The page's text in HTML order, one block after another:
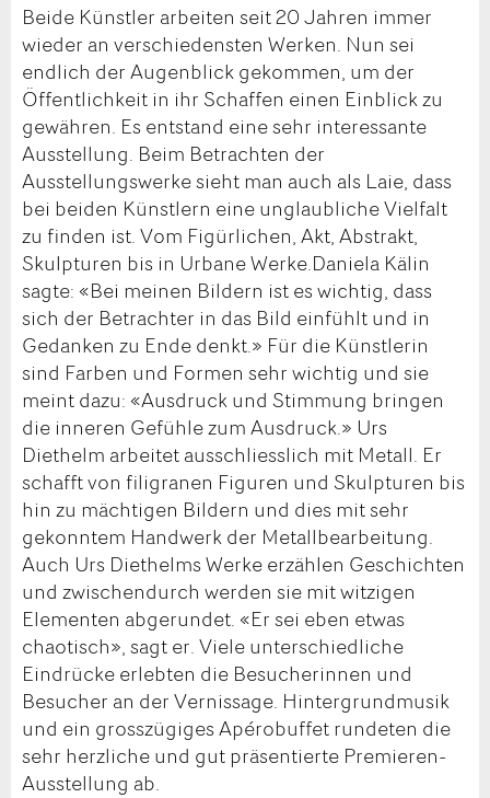
Beide Künstler arbeiten seit 20 Jahren immer
wieder an verschiedensten Werken. Nun sei
endlich der Augenblick gekommen, um der
Öffentlichkeit in ihr Schaffen einen Einblick zu
gewähren. Es entstand eine sehr interessante
Ausstellung. Beim Betrachten der
Ausstellungswerke sieht man auch als Laie, dass
bei beiden Künstlern eine unglaubliche Vielfalt
zu finden ist. Vom Figürlichen, Akt, Abstrakt,
Skulpturen bis in Urbane Werke.Daniela Kälin
sagte: «Bei meinen Bildern ist es wichtig, dass
sich der Betrachter in das Bild einfühlt und in
Gedanken zu Ende denkt.» Für die Künstlerin
sind Farben und Formen sehr wichtig und sie
meint dazu: «Ausdruck und Stimmung bringen
die inneren Gefühle zum Ausdruck.» Urs
Diethelm arbeitet ausschliesslich mit Metall. Er
schafft von filigranen Figuren und Skulpturen bis
hin zu mächtigen Bildern und dies mit sehr
gekonntem Handwerk der Metallbearbeitung.
Auch Urs Diethelms Werke erzählen Geschichten
und zwischendurch werden sie mit witzigen
Elementen abgerundet. «Er sei eben etwas
chaotisch», sagt er. Viele unterschiedliche
Eindrücke erlebten die Besucherinnen und
Besucher an der Vernissage. Hintergrundmusik
und ein grosszügiges Apérobuffet rundeten die
sehr herzliche und gut präsentierte Premieren-
Ausstellung ab.